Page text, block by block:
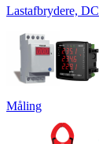
Lastafbrydere, DC
Måling